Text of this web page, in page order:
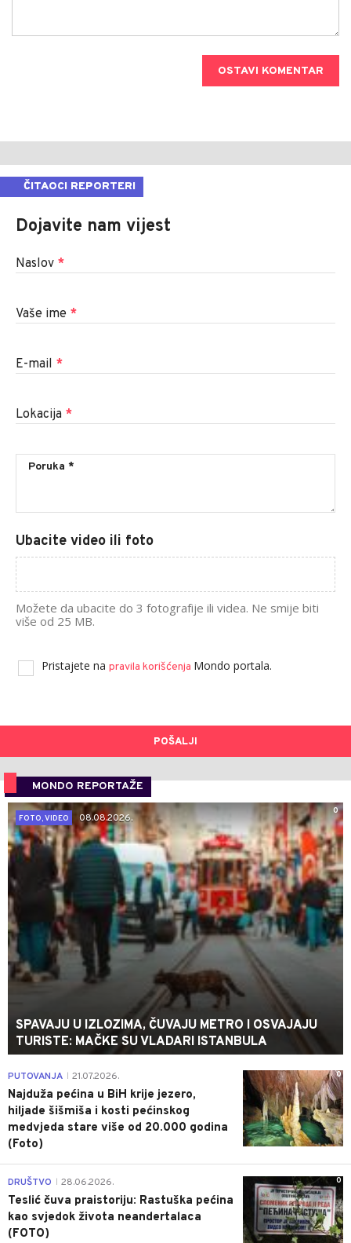
OSTAVI KOMENTAR
ČITAOCI REPORTERI
Dojavite nam vijest
Naslov *
Vaše ime *
E-mail *
Lokacija *
Ubacite video ili foto
Možete da ubacite do 3 fotografije ili videa. Ne smije biti
više od 25 MB.
Pristajete na pravila korišćenja Mondo portala.
POŠALJI
MONDO REPORTAŽE
0
FOTO, VIDEO
08.08.2026.
SPAVAJU U IZLOZIMA, ČUVAJU METRO I OSVAJAJU
TURISTE: MAČKE SU VLADARI ISTANBULA
0
PUTOVANJA 21.07.2026.
Najduža pećina u BiH krije jezero,
hiljade šišmiša i kosti pećinskog
medvjeda stare više od 20.000 godina
(Foto)
0
DRUŠTVO 28.06.2026.
Teslić čuva praistoriju: Rastuška pećina
kao svjedok života neandertalaca
(FOTO)